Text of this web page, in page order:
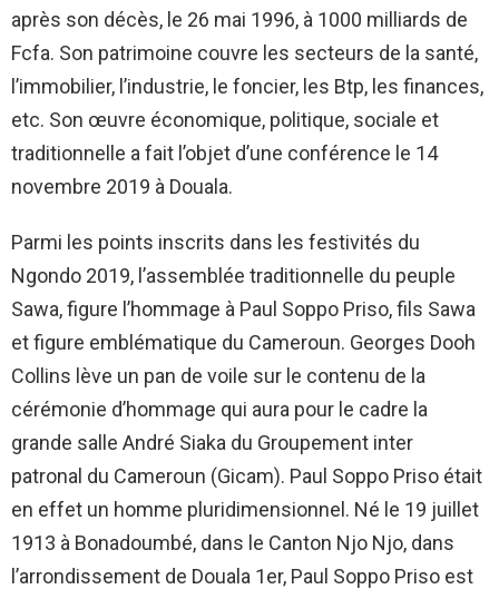
après son décès, le 26 mai 1996, à 1000 milliards de
Fcfa. Son patrimoine couvre les secteurs de la santé,
l’immobilier, l’industrie, le foncier, les Btp, les finances,
etc. Son œuvre économique, politique, sociale et
traditionnelle a fait l’objet d’une conférence le 14
novembre 2019 à Douala.
Parmi les points inscrits dans les festivités du
Ngondo 2019, l’assemblée traditionnelle du peuple
Sawa, figure l’hommage à Paul Soppo Priso, fils Sawa
et figure emblématique du Cameroun. Georges Dooh
Collins lève un pan de voile sur le contenu de la
cérémonie d’hommage qui aura pour le cadre la
grande salle André Siaka du Groupement inter
patronal du Cameroun (Gicam). Paul Soppo Priso était
en effet un homme pluridimensionnel. Né le 19 juillet
1913 à Bonadoumbé, dans le Canton Njo Njo, dans
l’arrondissement de Douala 1er, Paul Soppo Priso est